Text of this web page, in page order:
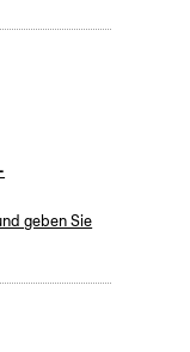
geben Sie